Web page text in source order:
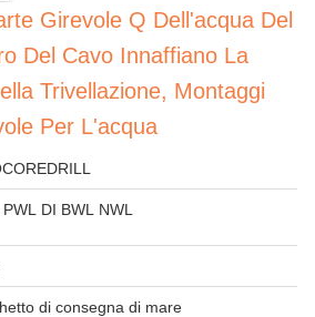
Girevole Q Dell'acqua Del
Del Cavo Innaffiano La
Trivellazione, Montaggi
Per L'acqua
DI BWL NWL
di consegna di mare